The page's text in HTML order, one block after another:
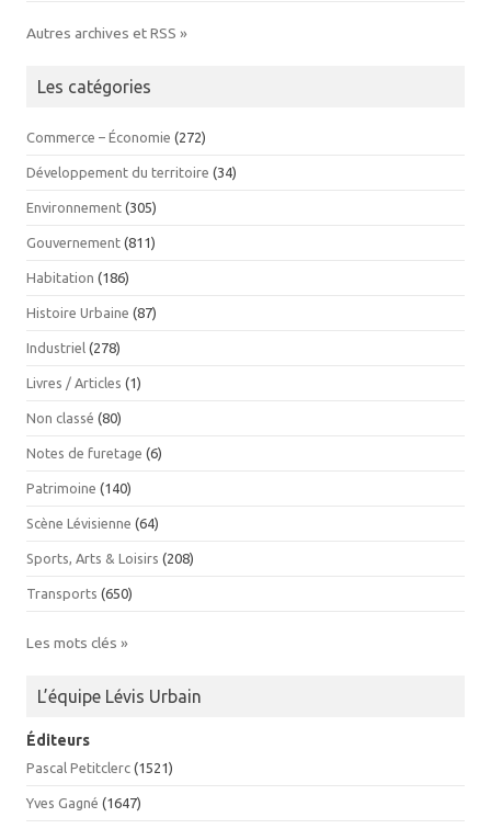
Autres archives et RSS »
Les catégories
Commerce – Économie (272)
Développement du territoire (34)
Environnement (305)
Gouvernement (811)
Habitation (186)
Histoire Urbaine (87)
Industriel (278)
Livres / Articles (1)
Non classé (80)
Notes de furetage (6)
Patrimoine (140)
Scène Lévisienne (64)
Sports, Arts & Loisirs (208)
Transports (650)
Les mots clés »
L’équipe Lévis Urbain
Éditeurs
Pascal Petitclerc (1521)
Yves Gagné (1647)